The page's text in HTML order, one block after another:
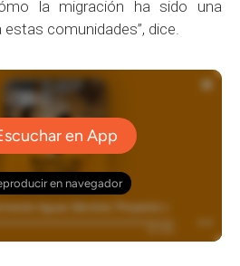
la migración ha sido una
comunidades”, dice.